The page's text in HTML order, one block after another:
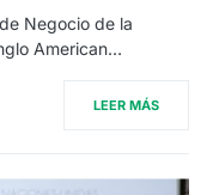
Negocio de la
American…
LEER MÁS